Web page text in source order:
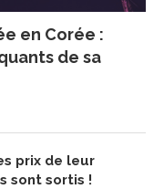
en Corée :
de sa
prix de leur
sont sortis !